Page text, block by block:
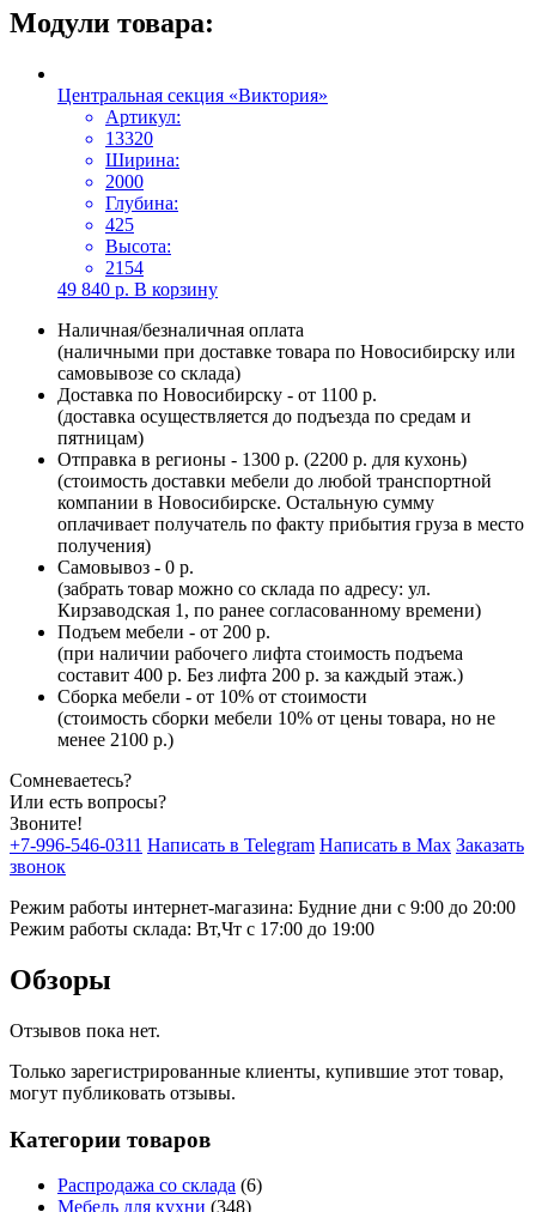
Модули товара:
Центральная секция «Виктория»
Артикул:
13320
Ширина:
2000
Глубина:
425
Высота:
2154
49 840 р. В корзину
Наличная/безналичная оплата
(наличными при доставке товара по Новосибирску или
самовывозе со склада)
Доставка по Новосибирску - от 1100 р.
(доставка осуществляется до подъезда по средам и
пятницам)
Отправка в регионы - 1300 р. (2200 р. для кухонь)
(стоимость доставки мебели до любой транспортной
компании в Новосибирске. Остальную сумму
оплачивает получатель по факту прибытия груза в место
получения)
Самовывоз - 0 р.
(забрать товар можно со склада по адресу: ул.
Кирзаводская 1, по ранее согласованному времени)
Подъем мебели - от 200 р.
(при наличии рабочего лифта стоимость подъема
составит 400 р. Без лифта 200 р. за каждый этаж.)
Сборка мебели - от 10% от стоимости
(стоимость сборки мебели 10% от цены товара, но не
менее 2100 р.)
Сомневаетесь?
Или есть вопросы?
Звоните!
+7-996-546-0311 Написать в Telegram Написать в Max Заказать
звонок
Режим работы интернет-магазина: Будние дни с 9:00 до 20:00
Режим работы склада: Вт,Чт с 17:00 до 19:00
Обзоры
Отзывов пока нет.
Только зарегистрированные клиенты, купившие этот товар,
могут публиковать отзывы.
Категории товаров
Распродажа со склада (6)
Мебель для кухни (348)